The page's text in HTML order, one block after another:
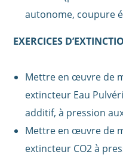
autonome, coupure
EXERCICES
Mettre en œuvre de
extincteur Eau
additif, à pression
Mettre en œuvre de
extincteur CO2 à